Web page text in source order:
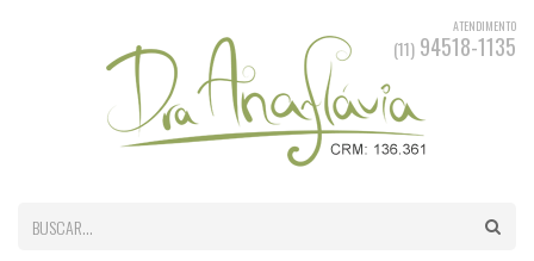
ATENDIMENTO
(11) 94518-1135